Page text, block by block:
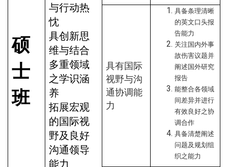
硕
士
班
与行动热
忱
具创新思
维与结合
多重领域
之学识涵
养
拓展宏观
的国际视
野及良好
沟通领导
能力
具有国际
视野与沟
通协调能
力
具备条理清晰
的英文口头报
告能力
关注国内外事
故伤害议题并
阐述国外研究
报告
能整合各领域
间差异并进行
有效良好之协
调合作
具备清楚阐述
问题及规划组
织之能力